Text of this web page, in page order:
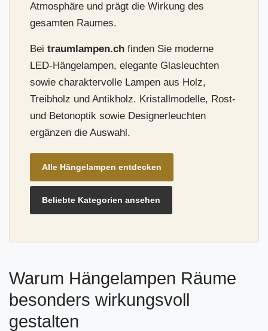
Atmosphäre und prägt die Wirkung des
gesamten Raumes.
Bei traumlampen.ch finden Sie moderne
LED-Hängelampen, elegante Glasleuchten
sowie charaktervolle Lampen aus Holz,
Treibholz und Antikholz. Kristallmodelle, Rost-
und Betonoptik sowie Designerleuchten
ergänzen die Auswahl.
Alle Hängelampen entdecken
Beliebte Kategorien ansehen
Warum Hängelampen Räume
besonders wirkungsvoll
gestalten